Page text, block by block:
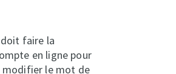
doit faire la
en ligne pour
modifier le mot de